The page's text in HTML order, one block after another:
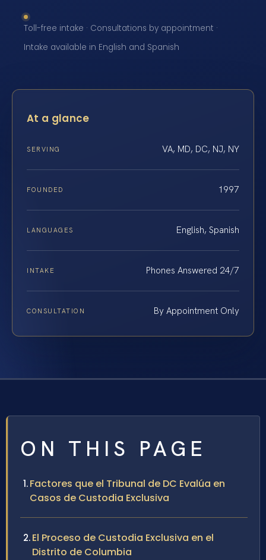
Toll-free intake · Consultations by appointment ·
Intake available in English and Spanish
At a glance
SERVING VA, MD, DC, NJ, NY
FOUNDED 1997
LANGUAGES English, Spanish
INTAKE Phones Answered 24/7
CONSULTATION By Appointment Only
ON THIS PAGE
Factores que el Tribunal de DC Evalúa en
Casos de Custodia Exclusiva
El Proceso de Custodia Exclusiva en el
Distrito de Columbia